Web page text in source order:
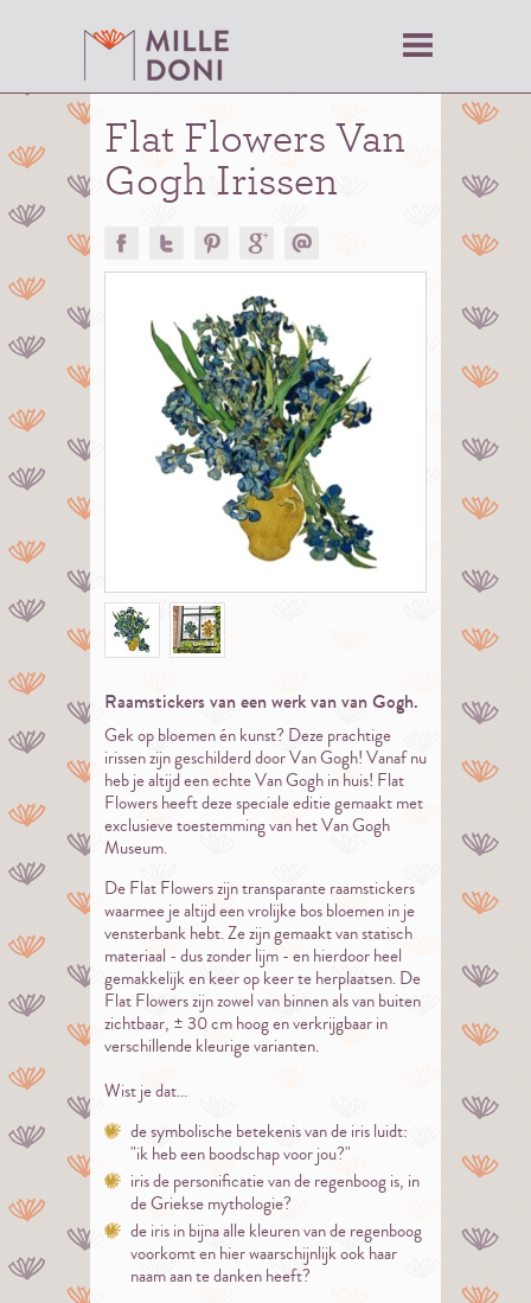
Flat Flowers Van
Gogh Irissen
Raamstickers van een werk van van Gogh.
Gek op bloemen én kunst? Deze prachtige
irissen zijn geschilderd door Van Gogh! Vanaf nu
heb je altijd een echte Van Gogh in huis! Flat
Flowers heeft deze speciale editie gemaakt met
exclusieve toestemming van het Van Gogh
Museum.
De Flat Flowers zijn transparante raamstickers
waarmee je altijd een vrolijke bos bloemen in je
vensterbank hebt. Ze zijn gemaakt van statisch
materiaal - dus zonder lijm - en hierdoor heel
gemakkelijk en keer op keer te herplaatsen. De
Flat Flowers zijn zowel van binnen als van buiten
zichtbaar, ± 30 cm hoog en verkrijgbaar in
verschillende kleurige varianten.
Wist je dat...
de symbolische betekenis van de iris luidt:
"ik heb een boodschap voor jou?"
iris de personificatie van de regenboog is, in
de Griekse mythologie?
de iris in bijna alle kleuren van de regenboog
voorkomt en hier waarschijnlijk ook haar
naam aan te danken heeft?